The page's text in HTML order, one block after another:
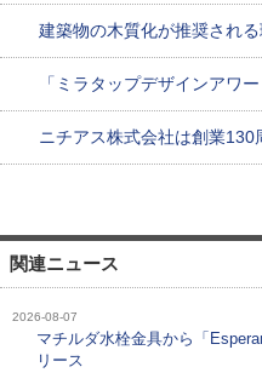
建築物の木質化が推奨され
「ミラタップデザインアワ
ニチアス株式会社は創業130
関連ニュース
2026-08-07
マチルダ水栓金具から「
リース